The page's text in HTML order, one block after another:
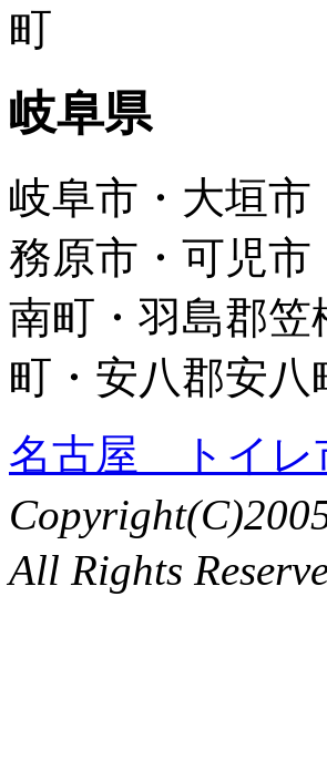
町
岐阜県
岐阜市・大垣
務原市・可児
南町・羽島郡
町・安八郡安
名古屋 トイレ
All Rights